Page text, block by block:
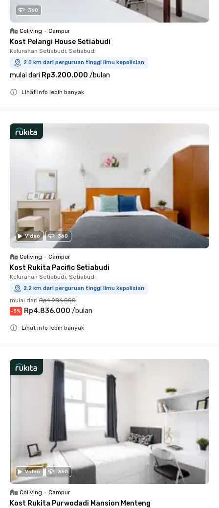
360
Coliving • Campur
Kost Pelangi House Setiabudi
Kelurahan Setiabudi, Setiabudi
2.0 km dari perguruan tinggi ilmu kepolisian
mulai dari Rp3.200.000 /bulan
Lihat info lebih banyak
Video 360
Coliving • Campur
Kost Rukita Pacific Setiabudi
Kelurahan Setiabudi, Setiabudi
2.2 km dari perguruan tinggi ilmu kepolisian
mulai dari Rp4.986.000
-3% Rp4.836.000 /bulan
Lihat info lebih banyak
Video 360
Coliving • Campur
Kost Rukita Purwodadi Mansion Menteng